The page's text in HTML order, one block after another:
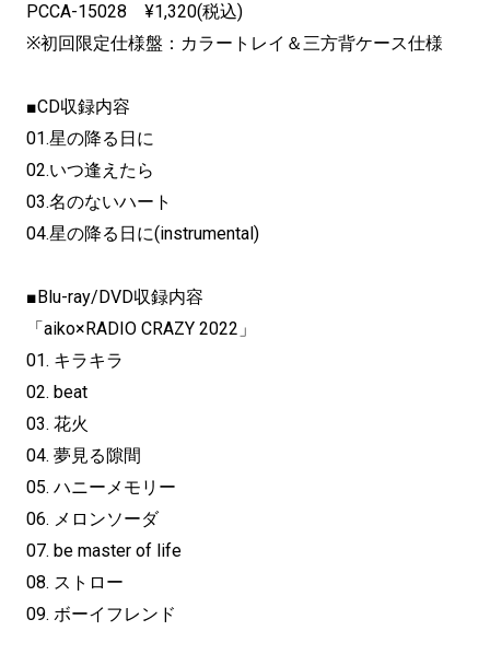
PCCA-15028 ¥1,320(税込)
※初回限定仕様盤：カラートレイ＆三方背ケース仕様
■CD収録内容
01.星の降る日に
02.いつ逢えたら
03.名のないハート
04.星の降る日に(instrumental)
■Blu-ray/DVD収録内容
「aiko×RADIO CRAZY 2022」
01. キラキラ
02. beat
03. 花火
04. 夢見る隙間
05. ハニーメモリー
06. メロンソーダ
07. be master of life
08. ストロー
09. ボーイフレンド